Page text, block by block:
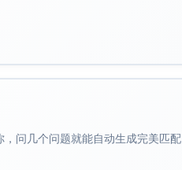
问几个问题就能自动生成完美匹配